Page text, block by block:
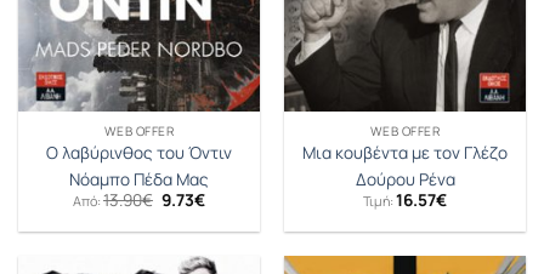
WEB OFFER
Ο λαβύρινθος του Όντιν
Νόαμπο Πέδα Μας
Από: 13.90€ Original
price
was:
9.73€Η
τιμή
9.73€.
WEB OFFER
Μια κουβέντα με τον Γλέζο
Δούρου Ρένα
Τιμή: 16.57€